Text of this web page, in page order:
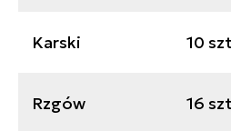
Karski 10
Rzgów 16